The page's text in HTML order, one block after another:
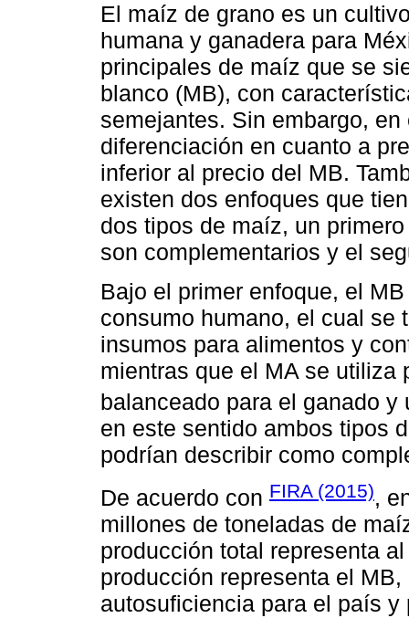
El maíz de grano es un
humana y ganadera para
principales de maíz que se
blanco (MB), con
semejantes. Sin embargo,
diferenciación en cuanto a
inferior al precio del MB.
existen dos enfoques que
dos tipos de maíz, un
son complementarios y el
Bajo el primer enfoque, el
consumo humano, el cual se
insumos para alimentos y
mientras que el MA se utiliza
balanceado para el ganado y
en este sentido ambos tipos
podrían describir como
De acuerdo con FIRA (2015),
millones de toneladas de
producción total representa
producción representa el
autosuficiencia para el país